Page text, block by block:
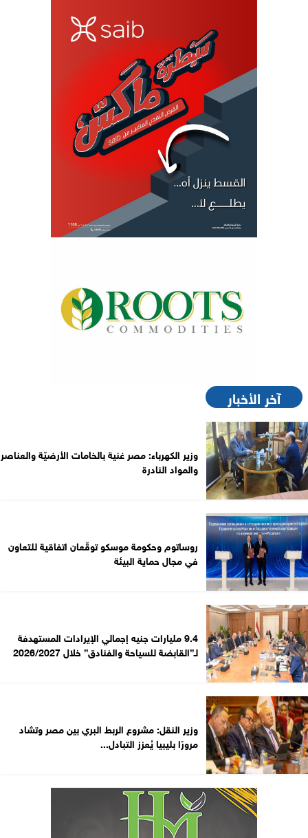
آخر الأخبار
وزير الكهرباء: مصر غنية بالخامات الأرضيّة والعناصر
والمواد النادرة
روساتوم وحكومة موسكو توقّعان اتفاقية للتعاون
في مجال حماية البيئة
9.4 مليارات جنيه إجمالي الإيرادات المستهدفة
لـ”القابضة للسياحة والفنادق” خلال 2026/2027
وزير النقل: مشروع الربط البري بين مصر وتشاد
مرورًا بليبيا يُعزز التبادل...